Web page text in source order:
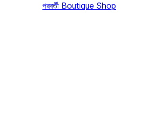
পরবর্তী Boutique Shop